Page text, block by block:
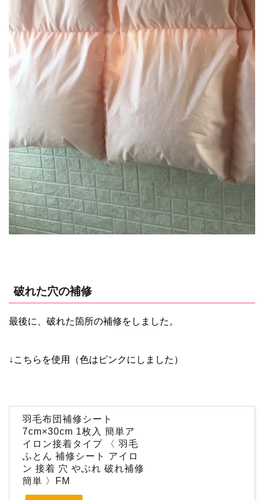
破れた穴の補修
最後に、破れた箇所の補修をしました。
↓こちらを使用（色はピンクにしました）
羽毛布団補修シート
7cm×30cm 1枚入 簡単ア
イロン接着タイプ 〈 羽毛
ふとん 補修シート アイロ
ン 接着 穴 やぶれ 破れ補修
簡単 〉FM